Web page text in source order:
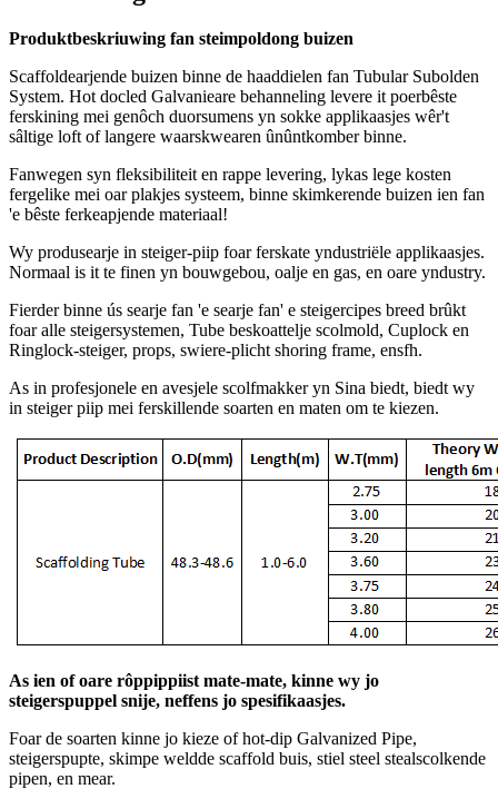
Produktbeskriuwing fan steimpoldong buizen
Scaffoldearjende buizen binne de haaddielen fan Tubular Subolden
System. Hot docled Galvanieare behanneling levere it poerbêste
ferskining mei genôch duorsumens yn sokke applikaasjes wêr't
sâltige loft of langere waarskwearen ûnûntkomber binne.
Fanwegen syn fleksibiliteit en rappe levering, lykas lege kosten
fergelike mei oar plakjes systeem, binne skimkerende buizen ien fan
'e bêste ferkeapjende materiaal!
Wy produsearje in steiger-piip foar ferskate yndustriële applikaasjes.
Normaal is it te finen yn bouwgebou, oalje en gas, en oare yndustry.
Fierder binne ús searje fan 'e searje fan' e steigercipes breed brûkt
foar alle steigersystemen, Tube beskoattelje scolmold, Cuplock en
Ringlock-steiger, props, swiere-plicht shoring frame, ensfh.
As in profesjonele en avesjele scolfmakker yn Sina biedt, biedt wy
in steiger piip mei ferskillende soarten en maten om te kiezen.
As ien of oare rôppippiist mate-mate, kinne wy ​​jo
steigerspuppel snije, neffens jo spesifikaasjes.
Foar de soarten kinne jo kieze of hot-dip Galvanized Pipe,
steigerspupte, skimpe weldde scaffold buis, stiel steel stealscolkende
pipen, en mear.